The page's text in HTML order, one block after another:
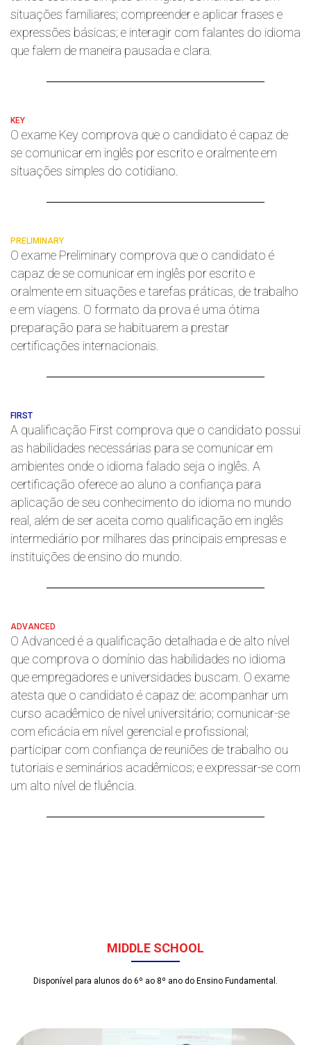
situações familiares; compreender e aplicar frases e
expressões básicas; e interagir com falantes do idioma
que falem de maneira pausada e clara.
KEY
O exame Key comprova que o candidato é capaz de
se comunicar em inglês por escrito e oralmente em
situações simples do cotidiano.
PRELIMINARY
O exame Preliminary comprova que o candidato é
capaz de se comunicar em inglês por escrito e
oralmente em situações e tarefas práticas, de trabalho
e em viagens. O formato da prova é uma ótima
preparação para se habituarem a prestar
certificações internacionais.
FIRST
A qualificação First comprova que o candidato possui
as habilidades necessárias para se comunicar em
ambientes onde o idioma falado seja o inglês. A
certificação oferece ao aluno a confiança para
aplicação de seu conhecimento do idioma no mundo
real, além de ser aceita como qualificação em inglês
intermediário por milhares das principais empresas e
instituições de ensino do mundo.
ADVANCED
O Advanced é a qualificação detalhada e de alto nível
que comprova o domínio das habilidades no idioma
que empregadores e universidades buscam. O exame
atesta que o candidato é capaz de: acompanhar um
curso acadêmico de nível universitário; comunicar-se
com eficácia em nível gerencial e profissional;
participar com confiança de reuniões de trabalho ou
tutoriais e seminários acadêmicos; e expressar-se com
um alto nível de fluência.
MIDDLE SCHOOL
Disponível para alunos do 6º ao 8º ano do Ensino Fundamental.